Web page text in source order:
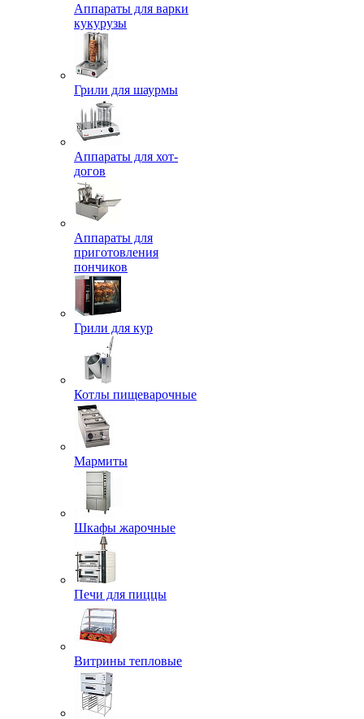
Аппараты для варки
кукурузы
Грили для шаурмы
Аппараты для хот-
догов
Аппараты для
приготовления
пончиков
Грили для кур
Котлы пищеварочные
Мармиты
Шкафы жарочные
Печи для пиццы
Витрины тепловые